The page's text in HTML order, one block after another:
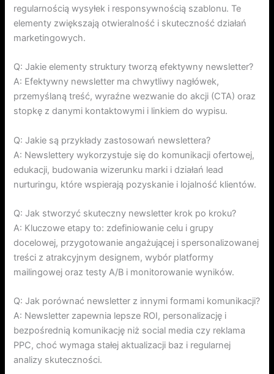
regularnością wysyłek i responsywnością szablonu. Te
elementy zwiększają otwieralność i skuteczność działań
marketingowych.
Q: Jakie elementy struktury tworzą efektywny newsletter?
A: Efektywny newsletter ma chwytliwy nagłówek,
przemyślaną treść, wyraźne wezwanie do akcji (CTA) oraz
stopkę z danymi kontaktowymi i linkiem do wypisu.
Q: Jakie są przykłady zastosowań newslettera?
A: Newslettery wykorzystuje się do komunikacji ofertowej,
edukacji, budowania wizerunku marki i działań lead
nurturingu, które wspierają pozyskanie i lojalność klientów.
Q: Jak stworzyć skuteczny newsletter krok po kroku?
A: Kluczowe etapy to: zdefiniowanie celu i grupy
docelowej, przygotowanie angażującej i spersonalizowanej
treści z atrakcyjnym designem, wybór platformy
mailingowej oraz testy A/B i monitorowanie wyników.
Q: Jak porównać newsletter z innymi formami komunikacji?
A: Newsletter zapewnia lepsze ROI, personalizację i
bezpośrednią komunikację niż social media czy reklama
PPC, choć wymaga stałej aktualizacji baz i regularnej
analizy skuteczności.